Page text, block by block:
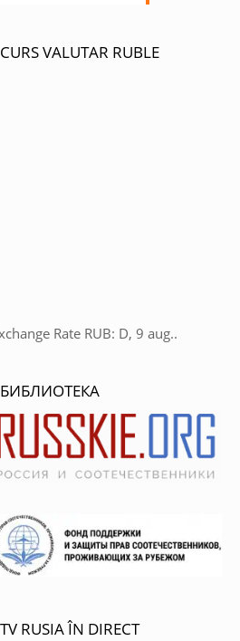
CURS VALUTAR RUBLE
Rate RUB: D, 9 aug..
БИБЛИОТЕКА
TV RUSIA ÎN DIRECT